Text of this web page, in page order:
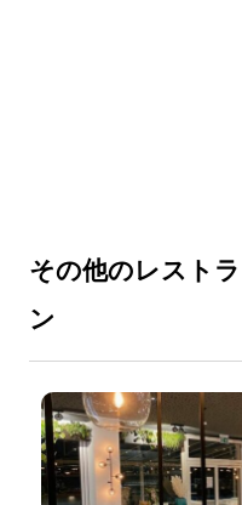
その他のレストラ
ン